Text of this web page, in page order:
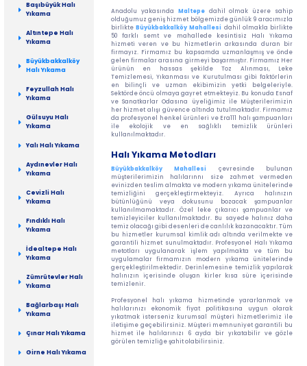
Başıbüyük Halı
Yıkama
Altıntepe Halı
Yıkama
Büyükbakkalköy
Halı Yıkama
Feyzullah Halı
Yıkama
Gülsuyu Halı
Yıkama
Yalı Halı Yıkama
Aydınevler Halı
Yıkama
Cevizli Halı
Yıkama
Fındıklı Halı
Yıkama
İdealtepe Halı
Yıkama
Zümrütevler Halı
Yıkama
Bağlarbaşı Halı
Yıkama
Çınar Halı Yıkama
Girne Halı Yıkama
Anadolu yakasında Maltepedahil olmak üzere sahip
olduğumuz geniş hizmet bölgemizde günlük 9 aracımızla
birlikte Büyükbakkalköy Mahallesi dahil olmakla birlikte
50 farklı semt ve mahallede kesintisiz Halı Yıkama
hizmeti veren ve bu hizmetlerin arkasında duran bir
firmayız. Firmamız bu kapsamda uzmanlaşmış ve önde
gelen firmalar arasına girmeyi başarmıştır. Firmamız Her
ürünün en hassas şekilde Toz Alınması, Leke
Temizlemesi, Yıkanması ve Kurutulması gibi faktörlerin
en bilinçli ve uzman ekibimizin yetki belgeleriyle.
Sektörde öncü olmaya gayret etmekteyiz. Bu konuda Esnaf
ve Sanatkarlar Odasına üyeliğimiz ile Müşterilerimizin
her hizmet alışı güvence altında tutulmaktadır. Firmamız
da profesyonel henkel ürünleri ve Era111 halı şampuanları
ile ekolojik ve en sağlıklı temizlik ürünleri
kullanılmaktadır.
Halı Yıkama Metodları
Büyükbakkalköy Mahallesi
çevresinde bulunan
müşterilerimizin halılarınnı size zahmet vermeden
evinizden teslim almakta ve modern yıkama ünitelerinde
temizliğini gerçekleştirmekteyiz. Ayrıca halınızın
bütünlüğünü veya dokusunu bozacak şampuanlar
kullanılmamaktadır. Özel leke çıkarıcı şampuanlar ve
temizleyiciler kullanılmaktadır. Bu sayede halınız daha
temiz olacağı gibi desenleri de canlılık kazanacaktır. Tüm
bu hizmetler kurumsal kimlik adı altında verilmekte ve
garantili hizmet sunulmaktadır. Profesyonel Halı Yıkama
metotları uygulanarak işlem yapılmakta ve tüm bu
uygulamalar firmamızın modern yıkama ünitelerinde
gerçekleştirilmektedir. Derinlemesine temizlik yapılarak
halınızın içerisinde oluşan kirler kısa süre içerisinde
temizlenir.
Profesyonel halı yıkama hizmetinde yararlanmak ve
halılarınızı ekonomik fiyat politikasına uygun olarak
yıkatmak isterseniz kurumsal müşteri hizmetlerimiz ile
iletişime geçebilirsiniz. Müşteri memnuniyet garantili bu
hizmet ile halılarınızı 6 ayda bir yıkatabilir ve gözle
görülen temizliğe şahit olabilirsiniz.